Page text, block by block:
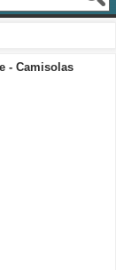
- Camisolas